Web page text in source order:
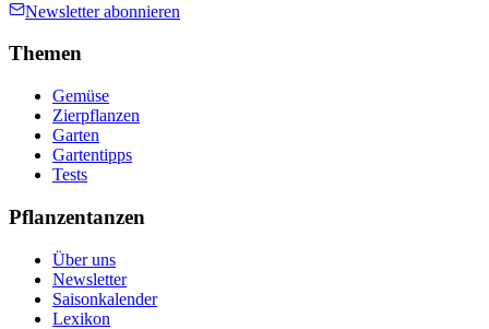
Newsletter abonnieren
Themen
Gemüse
Zierpflanzen
Garten
Gartentipps
Tests
Pflanzentanzen
Über uns
Newsletter
Saisonkalender
Lexikon